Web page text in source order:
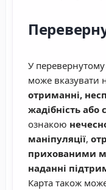
У
може вказувати
отриманні,
жадібність або
ознакою
маніпуляції,
прихованими
наданні
Карта також